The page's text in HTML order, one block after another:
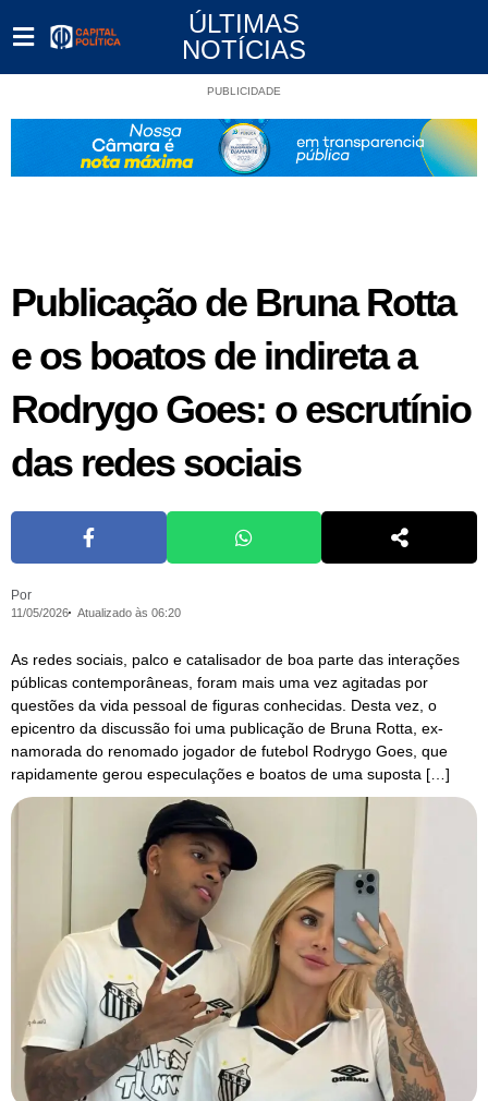
ÚLTIMAS
NOTÍCIAS
PUBLICIDADE
Publicação de Bruna Rotta
e os boatos de indireta a
Rodrygo Goes: o escrutínio
das redes sociais
Por
11/05/2026 Atualizado às 06:20
As redes sociais, palco e catalisador de boa parte das interações
públicas contemporâneas, foram mais uma vez agitadas por
questões da vida pessoal de figuras conhecidas. Desta vez, o
epicentro da discussão foi uma publicação de Bruna Rotta, ex-
namorada do renomado jogador de futebol Rodrygo Goes, que
rapidamente gerou especulações e boatos de uma suposta […]